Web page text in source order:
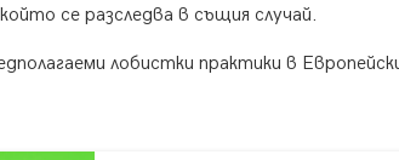
се разследва в същия случай.
лобистки практики в